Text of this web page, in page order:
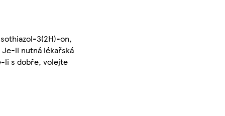
3(2H)-on,
Je-li nutná lékařská
li s dobře, volejte